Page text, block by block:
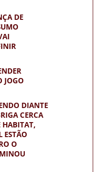
DE
JOGO
DIANTE
CERCA
HABITAT,
ESTÃO
O